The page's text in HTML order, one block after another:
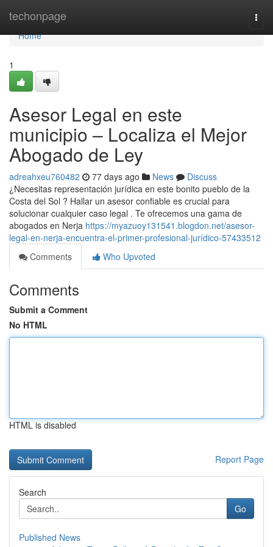
techonpage
Home
Home
1
Asesor Legal en este
municipio – Localiza el Mejor
Abogado de Ley
adreahxeu760482 77 days ago News
Discuss
¿Necesitas representación jurídica en este bonito pueblo de la
Costa del Sol ? Hallar un asesor confiable es crucial para
solucionar cualquier caso legal . Te ofrecemos una gama de
abogados en Nerja https://myazuoy131541.blogdon.net/asesor-
legal-en-nerja-encuentra-el-primer-profesional-jurídico-57433512
Comments
Who Upvoted
Comments
Submit a Comment
No HTML
HTML is disabled
Report Page
Search
Go
Published News